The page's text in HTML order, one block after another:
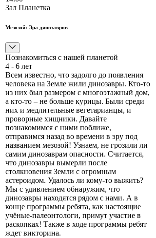
Зал Планетка
Мезозой: Эра динозавров
Познакомиться с нашей планетой
4 - 6 лет
Всем известно, что задолго до появления
человека на Земле жили динозавры. Кто-то
из них был размером с многоэтажный дом,
а кто-то – не больше курицы. Были среди
них и медлительные вегетарианцы, и
проворные хищники. Давайте
познакомимся с ними поближе,
отправимся назад во времени в эру под
названием мезозой! Узнаем, не грозили ли
самим динозаврам опасности. Считается,
что динозавры вымерли после
столкновения Земли с огромным
астероидом. Удалось ли кому-то выжить?
Мы с удивлением обнаружим, что
динозавры находятся рядом с нами. А в
конце программы ребята, как настоящие
учёные-палеонтологи, примут участие в
раскопках! Также в ходе программы ребят
ждет викторина.